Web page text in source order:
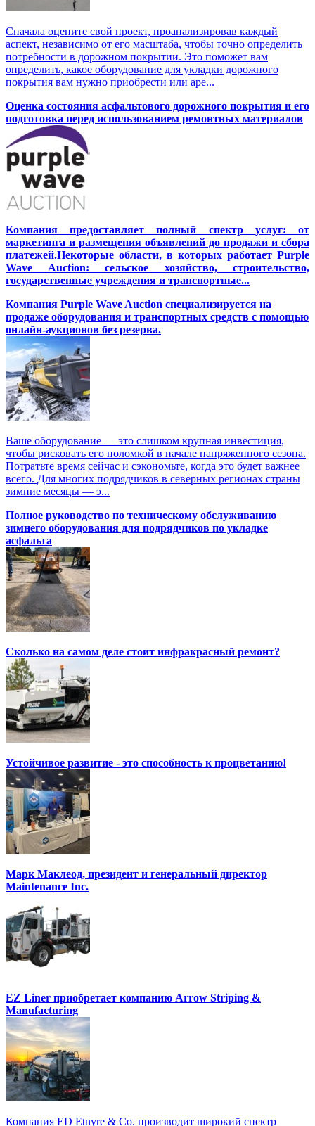
Сначала оцените свой проект, проанализировав каждый
аспект, независимо от его масштаба, чтобы точно определить
потребности в дорожном покрытии. Это поможет вам
определить, какое оборудование для укладки дорожного
покрытия вам нужно приобрести или аре...
Оценка состояния асфальтового дорожного покрытия и его
подготовка перед использованием ремонтных материалов
Компания предоставляет полный спектр услуг: от
маркетинга и размещения объявлений до продажи и сбора
платежей.Некоторые области, в которых работает Purple
Wave Auction: сельское хозяйство, строительство,
государственные учреждения и транспортные...
Компания Purple Wave Auction специализируется на
продаже оборудования и транспортных средств с помощью
онлайн-аукционов без резерва.
Ваше оборудование — это слишком крупная инвестиция,
чтобы рисковать его поломкой в начале напряженного сезона.
Потратьте время сейчас и сэкономьте, когда это будет важнее
всего. Для многих подрядчиков в северных регионах страны
зимние месяцы — э...
Полное руководство по техническому обслуживанию
зимнего оборудования для подрядчиков по укладке
асфальта
Сколько на самом деле стоит инфракрасный ремонт?
Устойчивое развитие - это способность к процветанию!
Марк Маклеод, президент и генеральный директор
Maintenance Inc.
EZ Liner приобретает компанию Arrow Striping &
Manufacturing
Компания ED Etnyre & Co. производит широкий спектр